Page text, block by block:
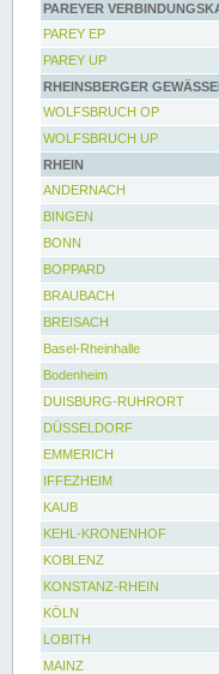
PAREYER
PAREY EP
PAREY UP
RHEINSBERGER
WOLFSBRUCH OP
WOLFSBRUCH UP
RHEIN
ANDERNACH
BINGEN
BONN
BOPPARD
BRAUBACH
BREISACH
Basel-Rheinhalle
Bodenheim
DUISBURG-RUHRORT
DÜSSELDORF
EMMERICH
IFFEZHEIM
KAUB
KEHL-KRONENHOF
KOBLENZ
KONSTANZ-RHEIN
KÖLN
LOBITH
MAINZ